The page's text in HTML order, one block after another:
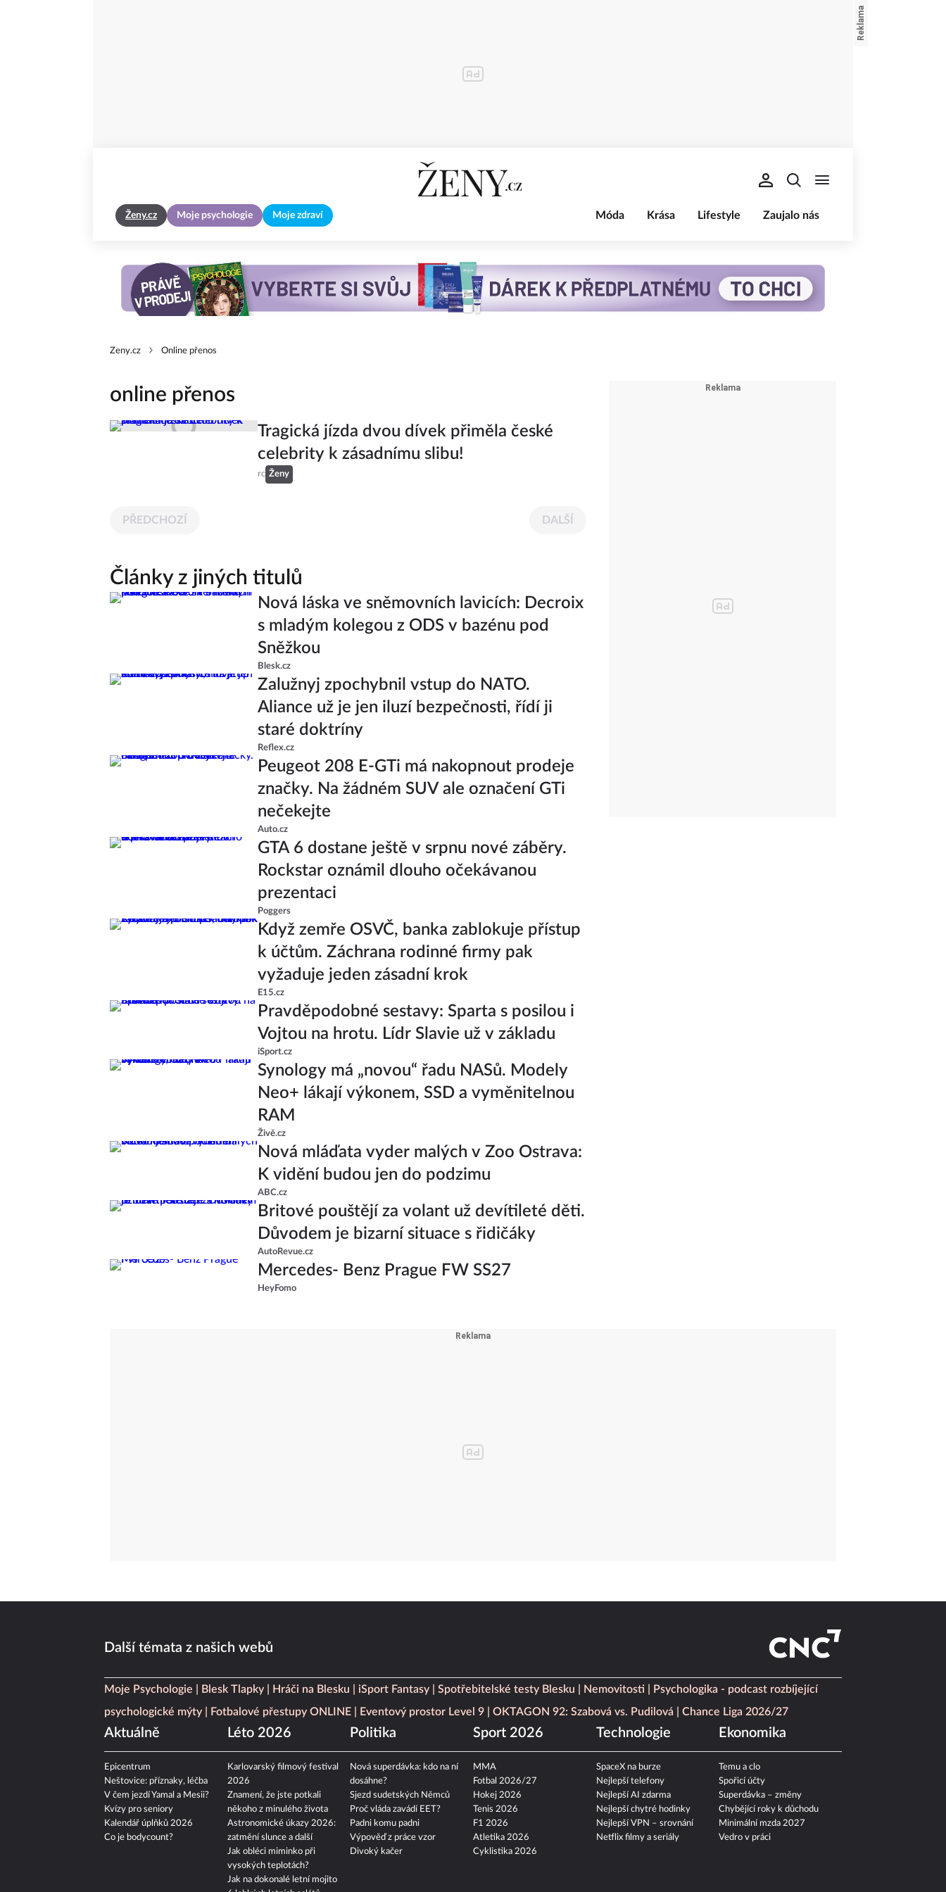
Ženy.cz Moje psychologie Moje zdraví Móda Krása Lifestyle Zaujalo nás
Zeny.cz Online přenos
online přenos
Tragická jízda dvou dívek přiměla české
celebrity k zásadnímu slibu!
rc Ženy
PŘEDCHOZÍ DALŠÍ
Články z jiných titulů
Nová láska ve sněmovních lavicích: Decroix
s mladým kolegou z ODS v bazénu pod
Sněžkou
Blesk.cz
Zalužnyj zpochybnil vstup do NATO.
Aliance už je jen iluzí bezpečnosti, řídí ji
staré doktríny
Reflex.cz
Peugeot 208 E-GTi má nakopnout prodeje
značky. Na žádném SUV ale označení GTi
nečekejte
Auto.cz
GTA 6 dostane ještě v srpnu nové záběry.
Rockstar oznámil dlouho očekávanou
prezentaci
Poggers
Když zemře OSVČ, banka zablokuje přístup
k účtům. Záchrana rodinné firmy pak
vyžaduje jeden zásadní krok
E15.cz
Pravděpodobné sestavy: Sparta s posilou i
Vojtou na hrotu. Lídr Slavie už v základu
iSport.cz
Synology má „novou“ řadu NASů. Modely
Neo+ lákají výkonem, SSD a vyměnitelnou
RAM
Živě.cz
Nová mláďata vyder malých v Zoo Ostrava:
K vidění budou jen do podzimu
ABC.cz
Britové pouštějí za volant už devítileté děti.
Důvodem je bizarní situace s řidičáky
AutoRevue.cz
Mercedes- Benz Prague FW SS27
HeyFomo
Další témata z našich webů
Moje Psychologie Blesk Tlapky Hráči na Blesku iSport Fantasy Spotřebitelské testy Blesku Nemovitosti
Psychologika - podcast rozbíjející
psychologické mýty
Fotbalové přestupy ONLINE Eventový prostor Level 9 OKTAGON 92: Szabová vs. Pudilová Chance Liga 2026/27
Aktuálně
Epicentrum
Neštovice: příznaky, léčba
V čem jezdí Yamal a Mesii?
Kvízy pro seniory
Kalendář úplňků 2026
Co je bodycount?
Léto 2026
Karlovarský filmový festival
2026
Znamení, že jste potkali
někoho z minulého života
Astronomické úkazy 2026:
zatmění slunce a další
Jak obléci miminko při
vysokých teplotách?
Jak na dokonalé letní mojito
Politika
Nová superdávka: kdo na ní
dosáhne?
Sjezd sudetských Němců
Proč vláda zavádí EET?
Padni komu padni
Výpověď z práce vzor
Divoký kačer
Sport 2026
MMA
Fotbal 2026/27
Hokej 2026
Tenis 2026
F1 2026
Atletika 2026
Cyklistika 2026
Technologie
SpaceX na burze
Nejlepší telefony
Nejlepší AI zdarma
Nejlepší chytré hodinky
Nejlepší VPN – srovnání
Netflix filmy a seriály
Ekonomika
Temu a clo
Spořicí účty
Superdávka – změny
Chybějící roky k důchodu
Minimální mzda 2027
Vedro v práci